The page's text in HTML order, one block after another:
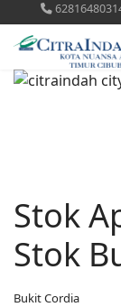
Stok
Stok
Bukit Cordia